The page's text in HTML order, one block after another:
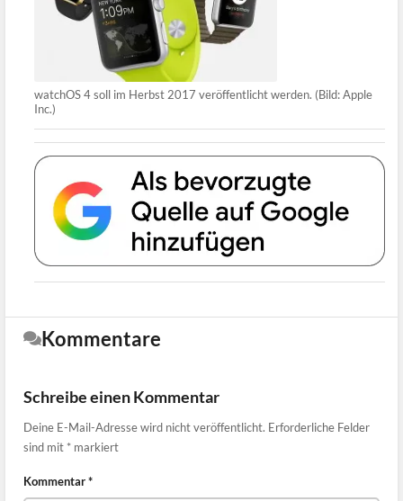
watchOS 4 soll im Herbst 2017 veröffentlicht werden. (Bild: Apple
Inc.)
Kommentare
Schreibe einen Kommentar
Deine E-Mail-Adresse wird nicht veröffentlicht. Erforderliche Felder
sind mit * markiert
Kommentar*